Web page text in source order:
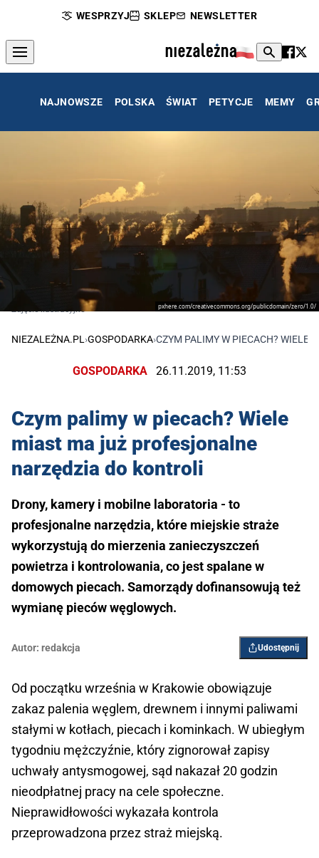
WESPRZYJ SKLEP NEWSLETTER
NAJNOWSZE POLSKA ŚWIAT PETYCJE MEMY
pxhere.com/creativecommons.org/publicdomain/zero/1.0/
Zdjęcie ilustracyjne
NIEZALEŻNA.PL›GOSPODARKA›CZYM PALIMY W PIECACH? WIELE
GOSPODARKA 26.11.2019, 11:53
Czym palimy w piecach? Wiele
miast ma już profesjonalne
narzędzia do kontroli
Drony, kamery i mobilne laboratoria - to
profesjonalne narzędzia, które miejskie straże
wykorzystują do mierzenia zanieczyszczeń
powietrza i kontrolowania, co jest spalane w
domowych piecach. Samorządy dofinansowują też
wymianę pieców węglowych.
Autor: redakcja Udostępnij
Od początku września w Krakowie obowiązuje
zakaz palenia węglem, drewnem i innymi paliwami
stałymi w kotłach, piecach i kominkach. W ubiegłym
tygodniu mężczyźnie, który zignorował zapisy
uchwały antysmogowej, sąd nakazał 20 godzin
nieodpłatnej pracy na cele społeczne.
Nieprawidłowości wykazała kontrola
przeprowadzona przez straż miejską.